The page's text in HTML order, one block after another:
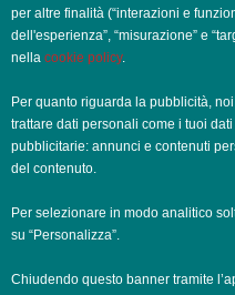
OFFERTE DI
OFFERTE DI
OFFERTE
OFFERTE DI
per altre finalità (“interazioni e
dell'esperienza”, “misurazione” e
nella cookie policy.
Per quanto riguarda la pubblicità,
trattare dati personali come i tuoi
pubblicitarie: annunci e contenuti
del contenuto.
Per selezionare in modo analitico
su “Personalizza”.
Chiudendo questo banner tramite